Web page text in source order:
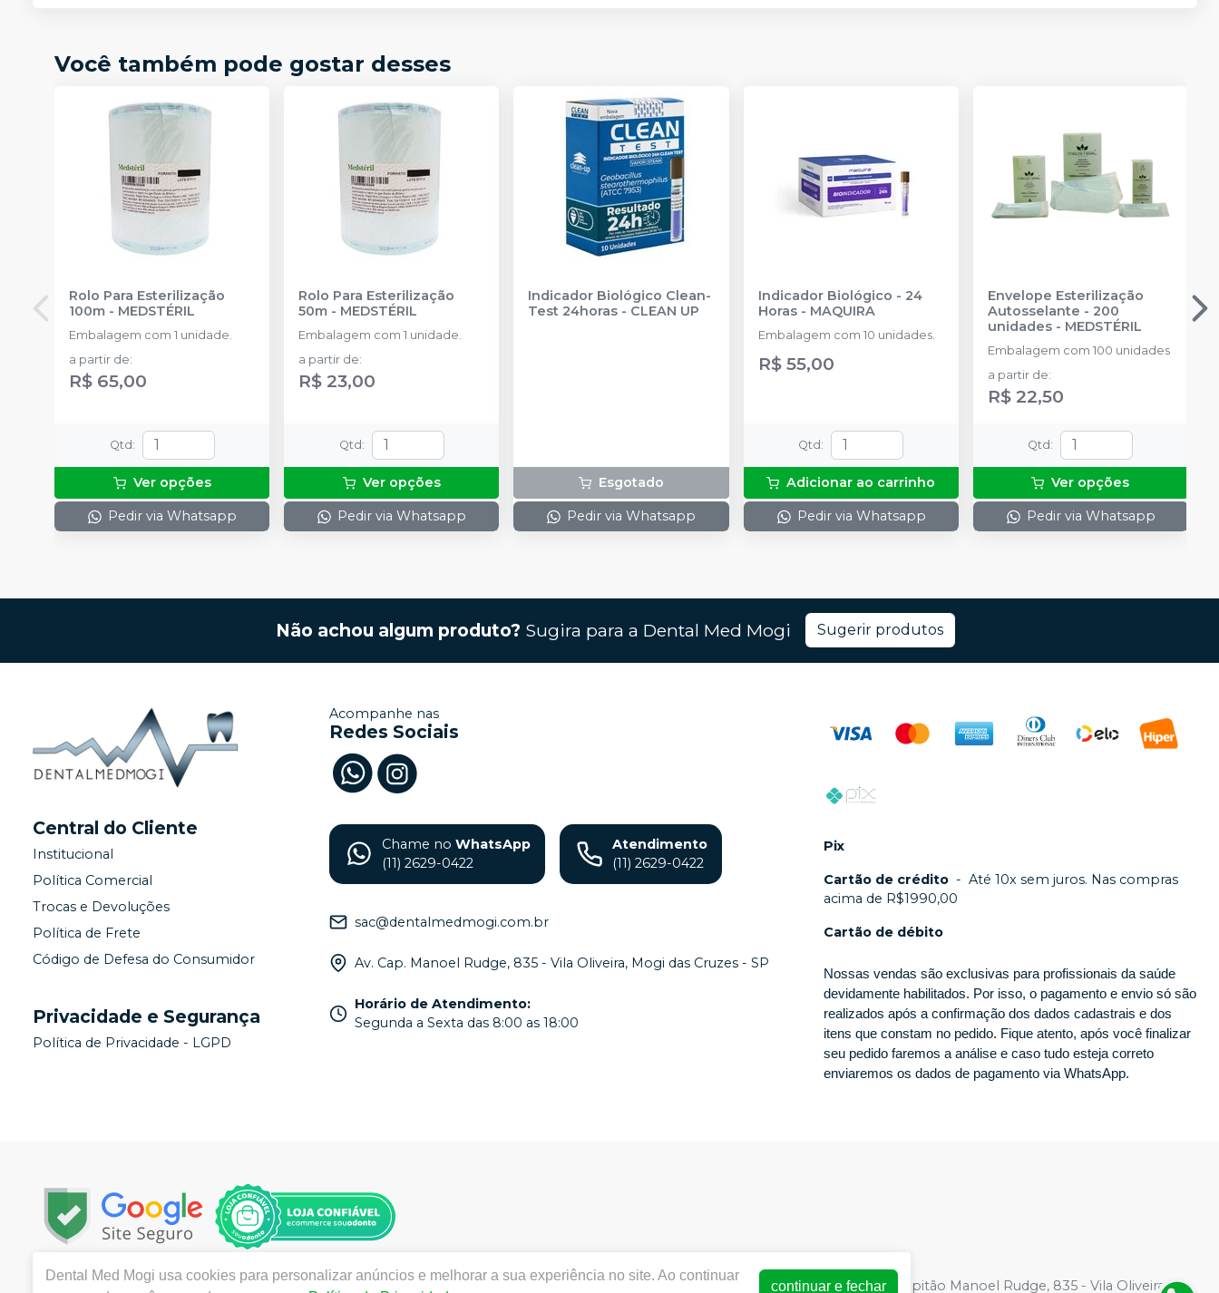
Você também pode gostar desses
Rolo Para Esterilização
100m - MEDSTÉRIL
Embalagem com 1 unidade.
a partir de:
R$ 65,00
Qtd :
Ver opções
Pedir via Whatsapp
Rolo Para Esterilização
50m - MEDSTÉRIL
Embalagem com 1 unidade.
a partir de:
R$ 23,00
Qtd :
Ver opções
Pedir via Whatsapp
Indicador Biológico Clean-
Test 24horas - CLEAN UP
Esgotado
Pedir via Whatsapp
Indicador Biológico - 24
Horas- MAQUIRA
Embalagem com 10 unidades.
R$ 55,00
Qtd :
Adicionar ao carrinho
Pedir via Whatsapp
Envelope Esterilização
Autosselante - 200
unidades- MEDSTÉRIL
Embalagem com 100 unidades
a partir de:
R$ 22,50
Qtd :
Ver opções
Pedir via Whatsapp
Não achou algum produto? Sugira para a Dental Med Mogi Sugerir produtos
Central do Cliente
Institucional
Política Comercial
Trocas e Devoluções
Política de Frete
Código de Defesa do Consumidor
Privacidade e Segurança
Política de Privacidade - LGPD
Acompanhe nas
Redes Sociais
Chame no WhatsApp
(11) 2629-0422
Atendimento
(11) 2629-0422
sac@dentalmedmogi.com.br
Av. Cap. Manoel Rudge, 835 - Vila Oliveira, Mogi das Cruzes - SP
Horário de Atendimento:
Segunda a Sexta das 8:00 as 18:00
Pix
Cartão de crédito - Até 10x sem juros. Nas compras
acima de R$1990,00
Cartão de débito
Nossas vendas são exclusivas para profissionais da saúde
devidamente habilitados. Por isso, o pagamento e envio só são
realizados após a confirmação dos dados cadastrais e dos
itens que constam no pedido. Fique atento, após você finalizar
seu pedido faremos a análise e caso tudo esteja correto
enviaremos os dados de pagamento via WhatsApp.
Copyright © 2025 - Todos os direitos reservados | www.dentalmedmogi.com.br |Dentalmed Mogi|14.211.806/0001-33 | Avenida Capitão Manoel Rudge, 835 - Vila Oliveira,
Dental Med Mogi usa cookies para personalizar anúncios e melhorar a sua experiência no site. Ao continuar
continuar e fechar